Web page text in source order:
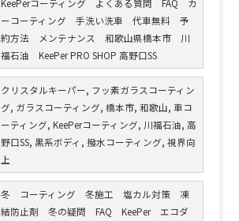
KeePerコーティング よくある質問 FAQ カ
ーコーティング 手洗い洗車 代車無料 予
約方法 メンテナンス 和歌山県橋本市 川
福石油 KeePer PRO SHOP 高野口SS
クリスタルキーパー, フッ素ガラスコーティン
グ, ガラスコーティング, 橋本市, 和歌山, 車コ
ーティング, KeePerコーティング, 川福石油, 高
野口SS, 黒系ボディ, 撥水コーティング, 視界向
上
冬 コーティング 冬施工 塩カル対策 凍
結防止剤 冬の疑問 FAQ KeePer エコダ